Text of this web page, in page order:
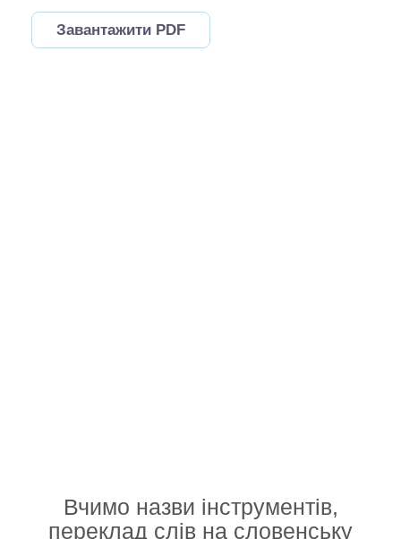
Завантажити PDF
Вчимо назви інструментів,
переклад слів на словенську